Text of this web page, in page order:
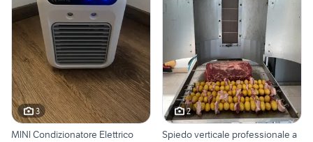
3
MlNl Condizionatore Elettrico
2
Spiedo verticale professionale a